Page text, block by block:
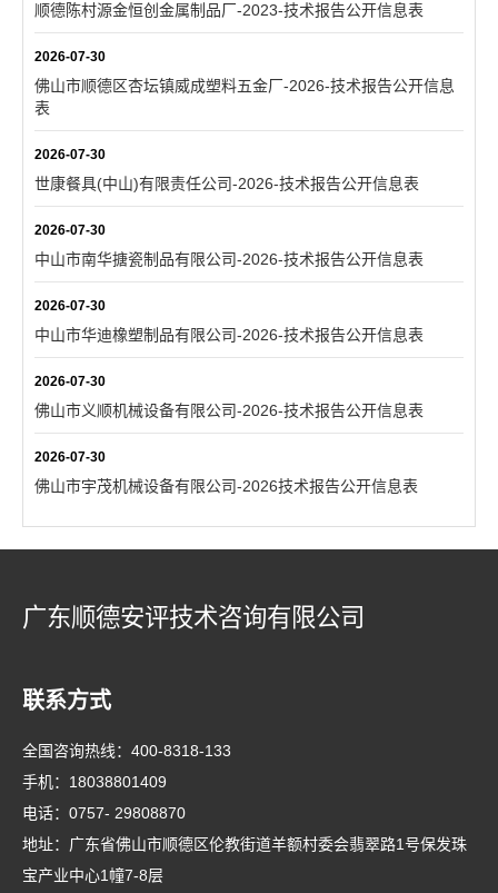
顺德陈村源金恒创金属制品厂-2023-技术报告公开信息表
2026-07-30
佛山市顺德区杏坛镇威成塑料五金厂-2026-技术报告公开信息
表
2026-07-30
世康餐具(中山)有限责任公司-2026-技术报告公开信息表
2026-07-30
中山市南华搪瓷制品有限公司-2026-技术报告公开信息表
2026-07-30
中山市华迪橡塑制品有限公司-2026-技术报告公开信息表
2026-07-30
佛山市义顺机械设备有限公司-2026-技术报告公开信息表
2026-07-30
佛山市宇茂机械设备有限公司-2026技术报告公开信息表
广东顺德安评技术咨询有限公司
联系方式
全国咨询热线： 400-8318-133
手机： 18038801409
电话： 0757- 29808870
地址：广东省佛山市顺德区伦教街道羊额村委会翡翠路1号保发珠
宝产业中心1幢7-8层